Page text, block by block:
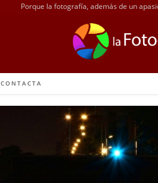
Porque la fotografía, además de un
CONTACTA